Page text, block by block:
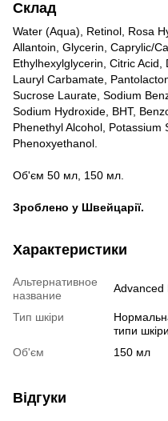
Склад
Water (Aqua), Retinol, Rosa
Allantoin, Glycerin, Caprylic/
Ethylhexylglycerin, Citric
Lauryl Carbamate,
Sucrose Laurate, Sodium
Sodium Hydroxide, BHT,
Phenethyl Alcohol, Potassium
Phenoxyethanol.
Об'єм 50 мл, 150 мл.
Зроблено у Швейцарії.
Характеристики
Альтернативное
название
Advanced
Тип шкіри
типи шкіри
Об'єм
150 мл
Відгуки